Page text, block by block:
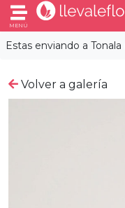
Estas enviando a Tonala
MENÚ
Volver a galería